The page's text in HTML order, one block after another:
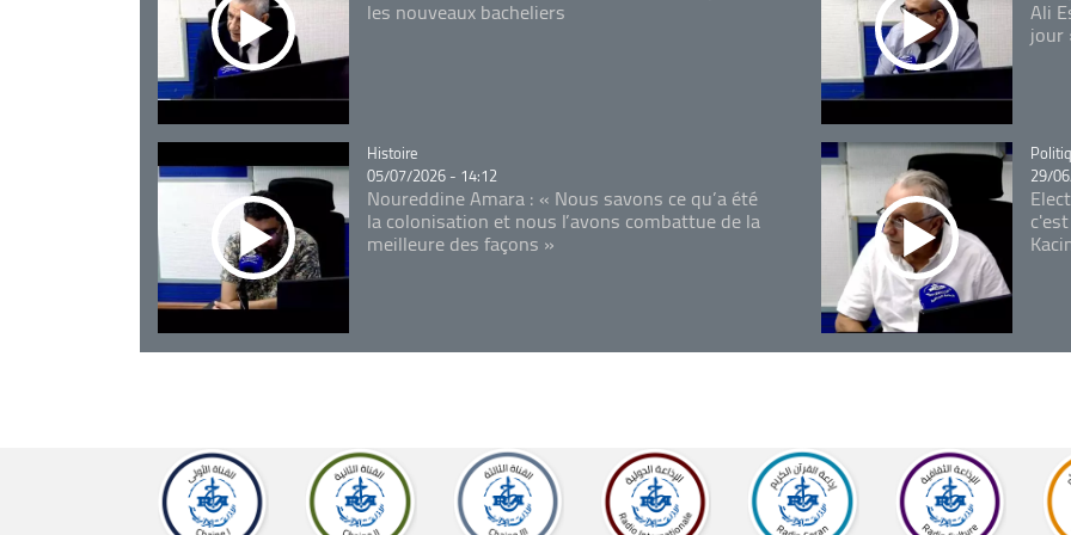
les nouveaux bacheliers Ali
jour
Catégorie
Histoire
05/07/2026 - 14:12
Noureddine Amara : « Nous savons ce qu’a été
la colonisation et nous l’avons combattue de la
meilleure des façons »
29/